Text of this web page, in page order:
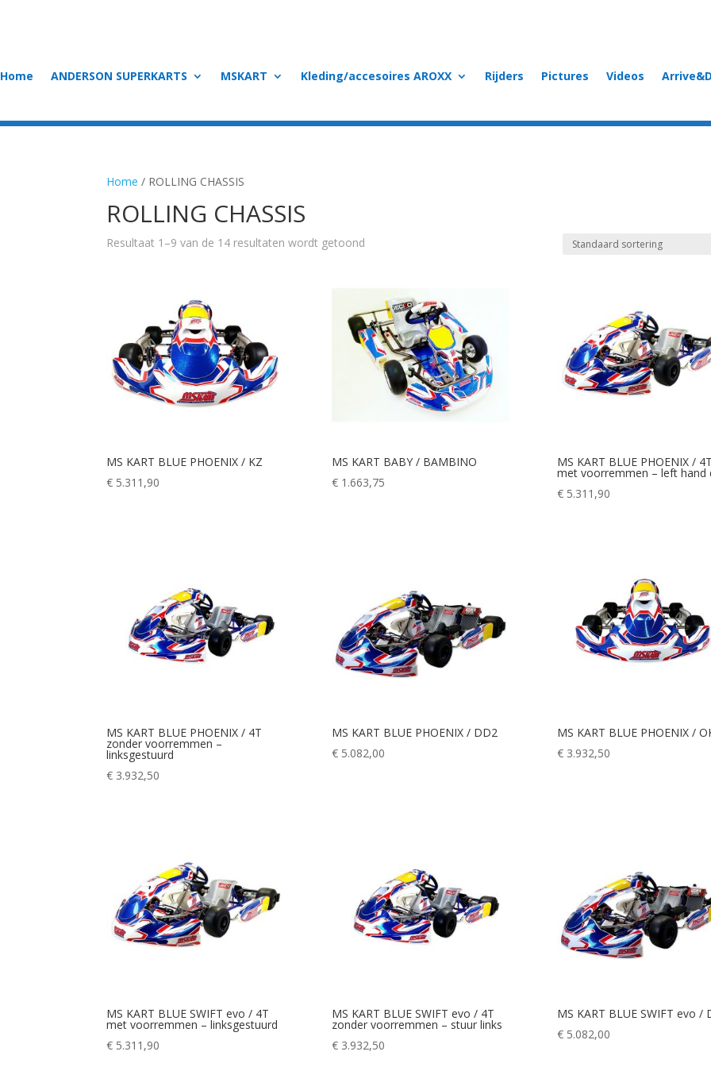
Home ANDERSON SUPERKARTS MSKART Kleding/accesoires AROXX Rijders Pictures Videos
Home / ROLLING CHASSIS
ROLLING CHASSIS
Resultaat 1–9 van de 14 resultaten wordt getoond
MS KART BLUE PHOENIX / KZ
€ 5.311,90
MS KART BABY / BAMBINO
€1.663,75
MS KART BLUE PHOENIX / 4T
met voorremmen – left hand
€5.311,90
MS KART BLUE PHOENIX / 4T
zonder voorremmen –
linksgestuurd
€ 3.932,50
MS KART BLUE PHOENIX / DD2
€5.082,00
MS KART BLUE PHOENIX /
€3.932,50
MS KART BLUE SWIFT evo / 4T
met voorremmen – linksgestuurd
€ 5.311,90
MS KART BLUE SWIFT evo / 4T
zonder voorremmen – stuur links
€3.932,50
MS KART BLUE SWIFT evo /
€5.082,00